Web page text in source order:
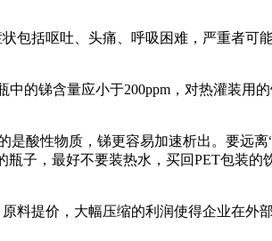
括呕吐、头痛、呼吸困难，严重者可
锑含量应小于200ppm，对热灌装用
性物质，锑更容易加速析出。要远离
子，最好不要装热水，买回PET包装的
提价，大幅压缩的利润使得企业在外